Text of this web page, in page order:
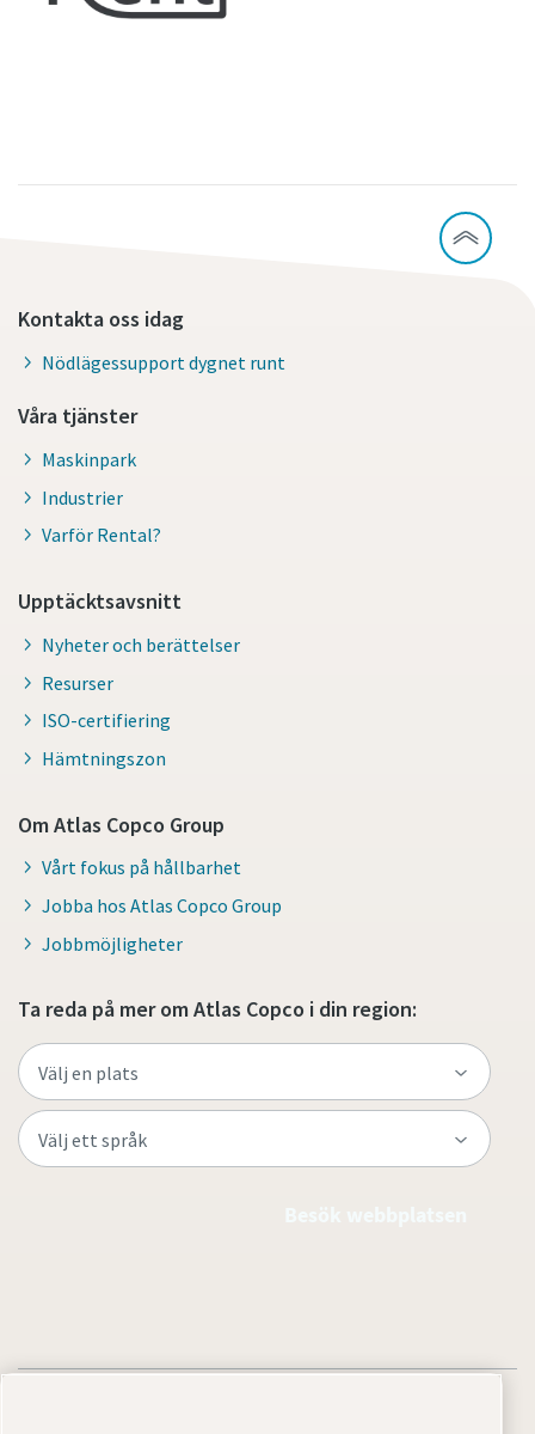
Kontakta oss idag
Nödlägessupport dygnet runt
Våra tjänster
Maskinpark
Industrier
Varför Rental?
Upptäcktsavsnitt
Nyheter och berättelser
Resurser
ISO-certifiering
Hämtningszon
Om Atlas Copco Group
Vårt fokus på hållbarhet
Jobba hos Atlas Copco Group
Jobbmöjligheter
Ta reda på mer om Atlas Copco i din region: